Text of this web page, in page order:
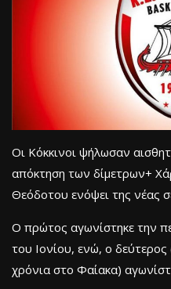
Οι Κόκκινοι ψήλωσαν
απόκτηση των δίμετρων+
Θεόδοτου ενόψει της νέας
Ο πρώτος αγωνίστηκε την
του Ιονίου, ενώ, ο
χρόνια στο Φαίακα)